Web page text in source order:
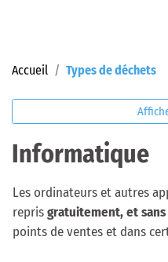
Accueil Types de déchets
Informatique
Les ordinateurs et autres
reprisgratuitement, et
points de ventes et dans